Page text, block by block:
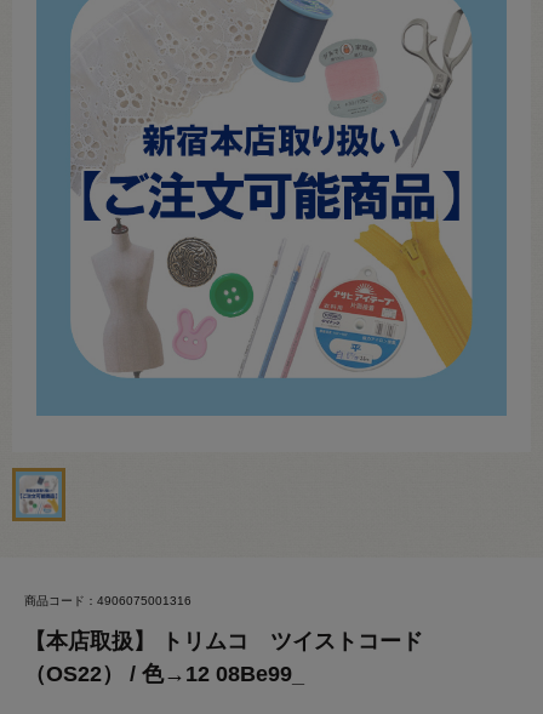
商品コード：4906075001316
【本店取扱】 トリムコ ツイストコード
（OS22） / 色→12 08Be99_